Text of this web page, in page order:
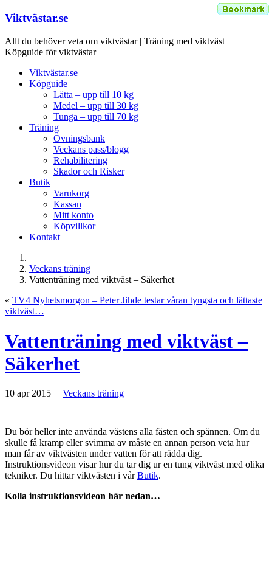
Viktvästar.se
Allt du behöver veta om viktvästar | Träning med viktväst |
Köpguide för viktvästar
Viktvästar.se
Köpguide
Lätta – upp till 10 kg
Medel – upp till 30 kg
Tunga – upp till 70 kg
Träning
Övningsbank
Veckans pass/blogg
Rehabilitering
Skador och Risker
Butik
Varukorg
Kassan
Mitt konto
Köpvillkor
Kontakt
Veckans träning
Vattenträning med viktväst – Säkerhet
« TV4 Nyhetsmorgon – Peter Jihde testar våran tyngsta och lättaste
viktväst…
Vattenträning med viktväst –
Säkerhet
10 apr 2015 | Veckans träning
Du bör heller inte använda västens alla fästen och spännen. Om du
skulle få kramp eller svimma av måste en annan person veta hur
man får av viktvästen under vatten för att rädda dig.
Instruktionsvideon visar hur du tar dig ur en tung viktväst med olika
tekniker. Du hittar viktvästen i vårButik.
Kolla instruktionsvideon här nedan…